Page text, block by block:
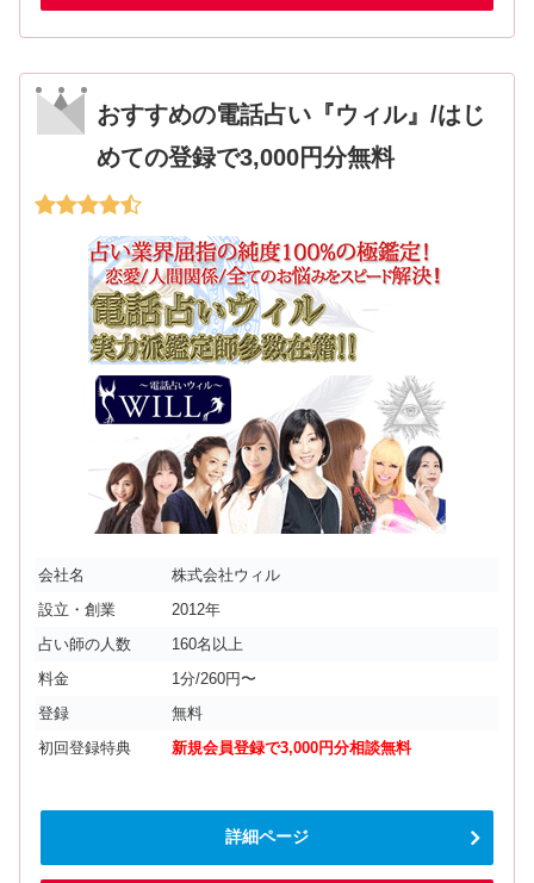
おすすめの電話占い『ウィル』/はじ
めての登録で3,000円分無料
会社名
株式会社ウィル
設立・創業
2012年
占い師の人数
160名以上
料金
1分/260円〜
登録
無料
初回登録特典
新規会員登録で3,000円分相談無料
詳細ページ